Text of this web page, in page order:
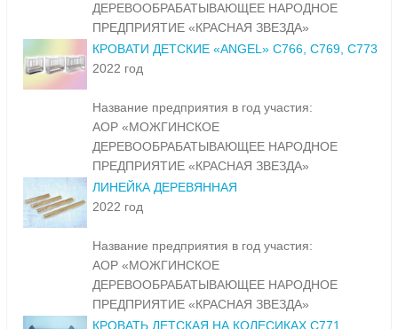
ДЕРЕВООБРАБАТЫВАЮЩЕЕ НАРОДНОЕ
ПРЕДПРИЯТИЕ «КРАСНАЯ ЗВЕЗДА»
КРОВАТИ ДЕТСКИЕ «ANGEL» С766, С769, С773
2022 год
Название предприятия в год участия:
АОР «МОЖГИНСКОЕ
ДЕРЕВООБРАБАТЫВАЮЩЕЕ НАРОДНОЕ
ПРЕДПРИЯТИЕ «КРАСНАЯ ЗВЕЗДА»
ЛИНЕЙКА ДЕРЕВЯННАЯ
2022 год
Название предприятия в год участия:
АОР «МОЖГИНСКОЕ
ДЕРЕВООБРАБАТЫВАЮЩЕЕ НАРОДНОЕ
ПРЕДПРИЯТИЕ «КРАСНАЯ ЗВЕЗДА»
КРОВАТЬ ДЕТСКАЯ НА КОЛЕСИКАХ С771